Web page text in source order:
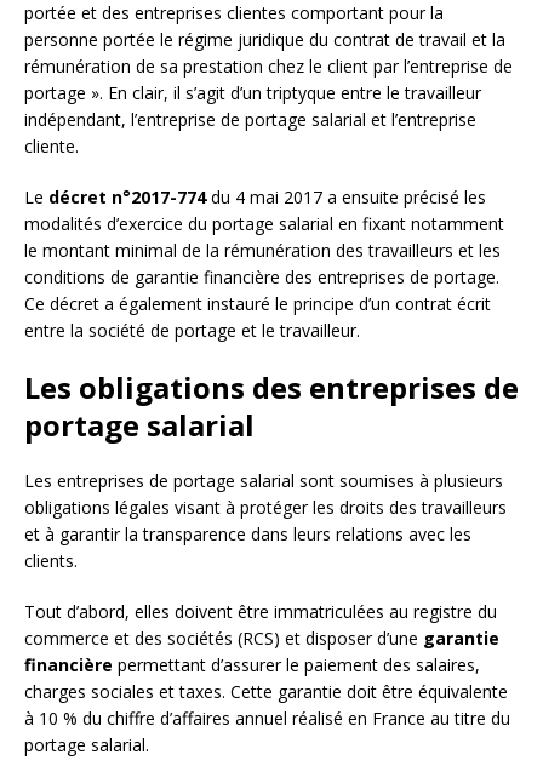
portée et des entreprises clientes comportant pour la
personne portée le régime juridique du contrat de travail et la
rémunération de sa prestation chez le client par l’entreprise de
portage ». En clair, il s’agit d’un triptyque entre le travailleur
indépendant, l’entreprise de portage salarial et l’entreprise
cliente.
Le décret n°2017-774du 4 mai 2017 a ensuite précisé les
modalités d’exercice du portage salarial en fixant notamment
le montant minimal de la rémunération des travailleurs et les
conditions de garantie financière des entreprises de portage.
Ce décret a également instauré le principe d’un contrat écrit
entre la société de portage et le travailleur.
Les obligations des entreprises de
portage salarial
Les entreprises de portage salarial sont soumises à plusieurs
obligations légales visant à protéger les droits des travailleurs
et à garantir la transparence dans leurs relations avec les
clients.
Tout d’abord, elles doivent être immatriculées au registre du
commerce et des sociétés (RCS) et disposer d’une garantie
financière permettant d’assurer le paiement des salaires,
charges sociales et taxes. Cette garantie doit être équivalente
à 10 % du chiffre d’affaires annuel réalisé en France au titre du
portage salarial.